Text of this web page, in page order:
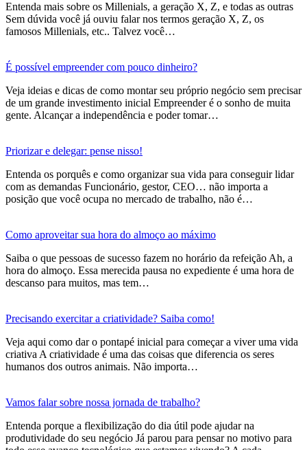
Entenda mais sobre os Millenials, a geração X, Z, e todas as outras
Sem dúvida você já ouviu falar nos termos geração X, Z, os
famosos Millenials, etc.. Talvez você…
É possível empreender com pouco dinheiro?
Veja ideias e dicas de como montar seu próprio negócio sem precisar
de um grande investimento inicial Empreender é o sonho de muita
gente. Alcançar a independência e poder tomar…
Priorizar e delegar: pense nisso!
Entenda os porquês e como organizar sua vida para conseguir lidar
com as demandas Funcionário, gestor, CEO… não importa a
posição que você ocupa no mercado de trabalho, não é…
Como aproveitar sua hora do almoço ao máximo
Saiba o que pessoas de sucesso fazem no horário da refeição Ah, a
hora do almoço. Essa merecida pausa no expediente é uma hora de
descanso para muitos, mas tem…
Precisando exercitar a criatividade? Saiba como!
Veja aqui como dar o pontapé inicial para começar a viver uma vida
criativa A criatividade é uma das coisas que diferencia os seres
humanos dos outros animais. Não importa…
Vamos falar sobre nossa jornada de trabalho?
Entenda porque a flexibilização do dia útil pode ajudar na
produtividade do seu negócio Já parou para pensar no motivo para